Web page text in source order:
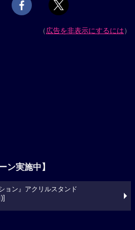
（広告を非表示にするには）
ン実施中】
ョン』アクリルスタンド